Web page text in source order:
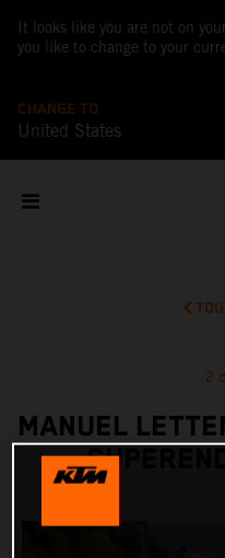
It looks like you are not on
you like to change to your
CHANGE TO
United States
2
MANUEL